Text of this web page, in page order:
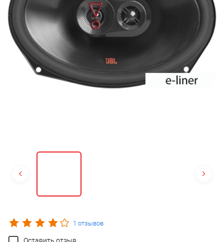
1 отзывов
Оставить отзыв